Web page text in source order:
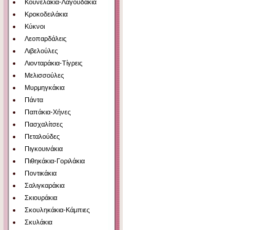
Κουνελάκια-Λαγουδάκια
Κροκοδειλάκια
Κύκνοι
Λεοπαρδάλεις
Λιβελούλες
Λιονταράκια-Τίγρεις
Μελισσούλες
Μυρμηγκάκια
Πάντα
Παπάκια-Χήνες
Πασχαλίτσες
Πεταλούδες
Πιγκουινάκια
Πιθηκάκια-Γοριλάκια
Ποντικάκια
Σαλιγκαράκια
Σκιουράκια
Σκουληκάκια-Κάμπιες
Σκυλάκια